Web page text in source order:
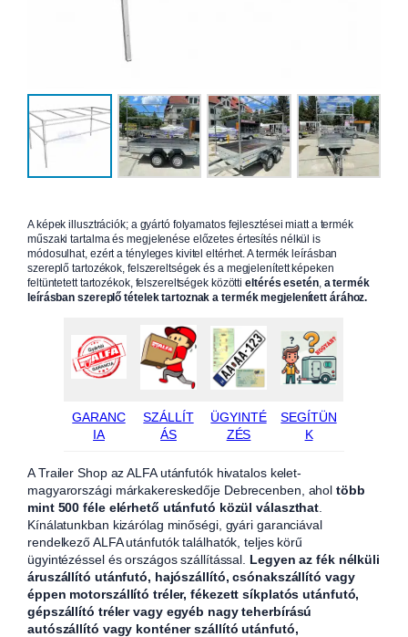
A képek illusztrációk; a gyártó folyamatos fejlesztései miatt a termék
műszaki tartalma és megjelenése előzetes értesítés nélkül is
módosulhat, ezért a tényleges kivitel eltérhet. A termék leírásban
szereplő tartozékok, felszereltségek és a megjelenített képeken
feltüntetett tartozékok, felszereltségek közöttieltérés esetén, a termék
leírásban szereplő tételek tartoznak a termék megjelenített árához.
GARANC
IA
SZÁLLÍT
ÁS
ÜGYINTÉ
ZÉS
SEGÍTÜN
K
A Trailer Shop az ALFA utánfutók hivatalos kelet-
magyarországi márkakereskedője Debrecenben, aholtöbb
mint 500 féle elérhető utánfutó közül választhat
Kínálatunkban kizárólag minőségi, gyári garanciával
rendelkező ALFA utánfutók találhatók, teljes körű
ügyintézéssel és országos szállítással. Legyen az fék nélküli
áruszállító utánfutó, hajószállító, csónakszállító vagy
éppen motorszállító tréler, fékezett síkplatós utánfutó,
gépszállító tréler vagy egyéb nagy teherbírású
autószállító vagy konténer szállító utánfutó,